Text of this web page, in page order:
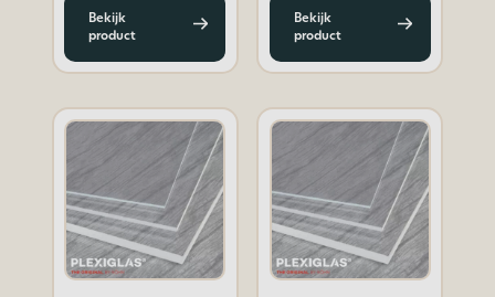
Bekijk
product
Bekijk
product